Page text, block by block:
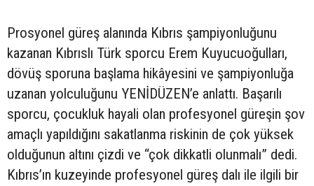
Prosyonel güreş alanında Kıbrıs şampiyonluğunu
kazanan Kıbrıslı Türk sporcu Erem Kuyucuoğulları,
dövüş sporuna başlama hikâyesini ve şampiyonluğa
uzanan yolculuğunu YENİDÜZEN’e anlattı. Başarılı
sporcu, çocukluk hayali olan profesyonel güreşin şov
amaçlı yapıldığını sakatlanma riskinin de çok yüksek
olduğunun altını çizdi ve “çok dikkatli olunmalı” dedi.
Kıbrıs’ın kuzeyinde profesyonel güreş dalı ile ilgili bir